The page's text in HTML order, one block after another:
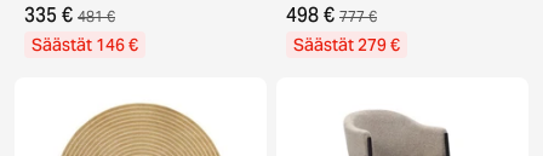
335 € 481 €
Säästät 146 €
498 € 777 €
Säästät 279 €